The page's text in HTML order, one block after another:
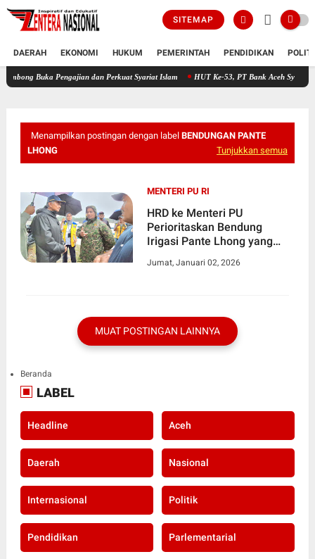
SITEMAP
DAERAH EKONOMI HUKUM PEMERINTAH PENDIDIKAN
Pengajian dan Perkuat Syariat Islam HUT Ke-53, PT Bank Aceh Syariah KC Bireuen
Menampilkan postingan dengan label BENDUNGAN PANTE
LHONG
Tunjukkan semua
MENTERI PU RI
HRD ke Menteri PU
Perioritaskan Bendung
Irigasi Pante Lhong yang
Jumat, Januari 02, 2026
MUAT POSTINGAN LAINNYA
Beranda
LABEL
Headline Aceh
Daerah Nasional
Internasional Politik
Pendidikan Parlementarial